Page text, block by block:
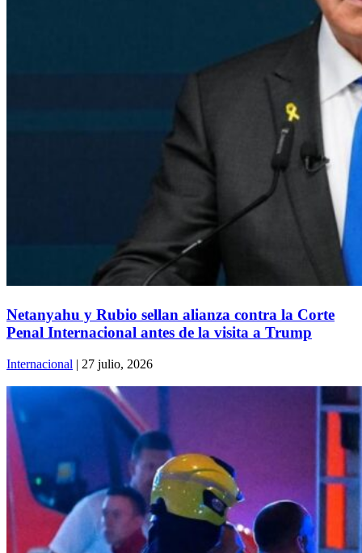
Netanyahu y Rubio sellan alianza contra la Corte
Penal Internacional antes de la visita a Trump
Internacional | 27 julio, 2026